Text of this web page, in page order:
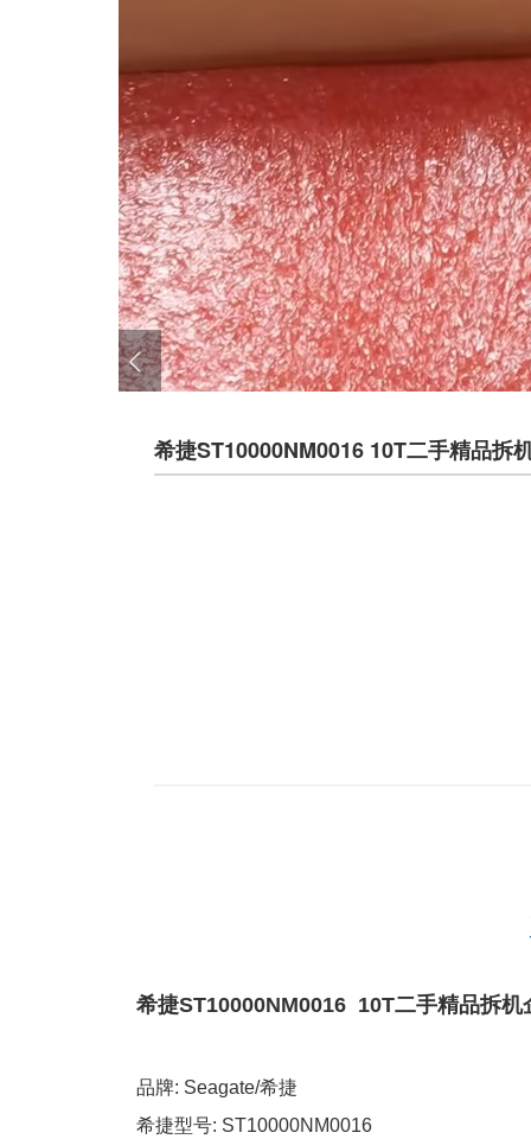
希捷ST10000NM0016 10T二手精品拆
希捷ST10000NM0016 10T二手精品拆
品牌: Seagate/希捷
希捷型号: ST10000NM0016